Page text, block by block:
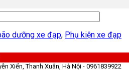
dưỡng xe đạp, Phụ kiện xe đạp
Xiển, Thanh Xuân, Hà Nội - 0961839922